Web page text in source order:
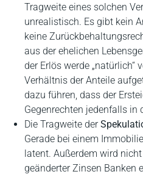
Tragweite eines solchen
unrealistisch. Es gibt kein
keine
aus der ehelichen
der Erlös werde „natürlich“
Verhältnis der Anteile
dazu führen, dass der
Gegenrechten jedenfalls in
Die Tragweite der
Gerade bei einem
latent. Außerdem wird
geänderter Zinsen Banken